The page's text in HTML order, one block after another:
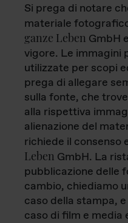
Si prega di notare
materiale
ganze Leben GmbH
vigore. Le immagini
utilizzate per scopi
prega di allegare
sulla fonte, che
alla rispettiva
alienazione del
richiede il consenso
Leben GmbH. La
pubblicazione delle
cambio, chiediamo
caso della stampa,
caso di film e media